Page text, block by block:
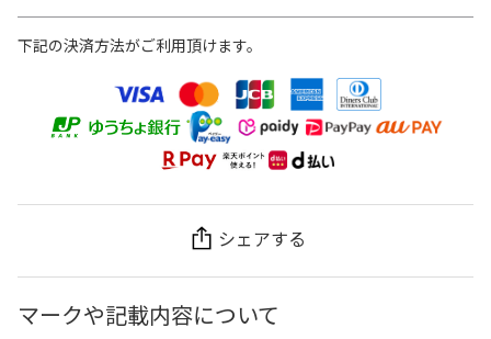
下記の決済方法がご利用頂けます。
シェアする
マークや記載内容について